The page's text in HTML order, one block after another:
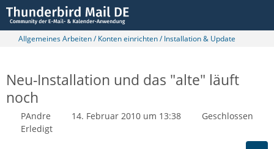
Allgemeines Arbeiten / Konten einrichten / Installation & Update
Neu-Installation und das "alte" läuft
noch
PAndre 14. Februar 2010 um 13:38
Geschlossen
Erledigt